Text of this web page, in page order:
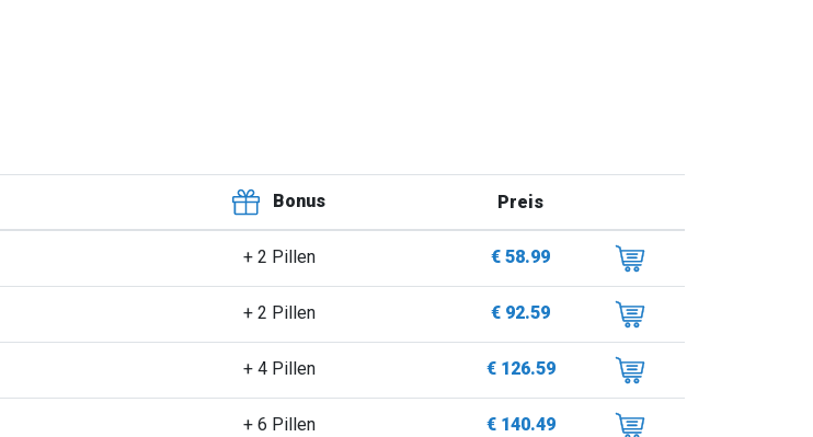
Bonus Preis
+ 2 Pillen € 58.99
+ 2 Pillen € 92.59
+ 4 Pillen € 126.59
+ 6 Pillen € 140.49